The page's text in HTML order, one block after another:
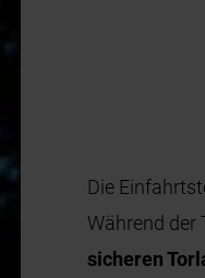
Die
Während
sicheren